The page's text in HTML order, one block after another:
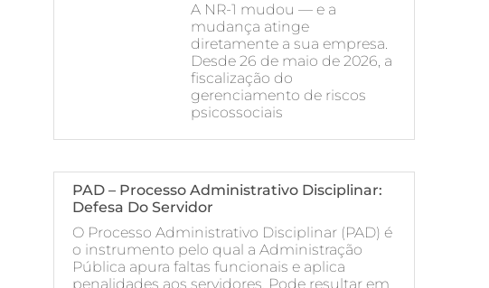
A NR-1 mudou — e a
mudança atinge
diretamente a sua empresa.
Desde 26 de maio de 2026, a
fiscalização do
gerenciamento de riscos
psicossociais
PAD – Processo Administrativo Disciplinar:
Defesa Do Servidor
O Processo Administrativo Disciplinar (PAD) é
o instrumento pelo qual a Administração
Pública apura faltas funcionais e aplica
penalidades aos servidores. Pode resultar em